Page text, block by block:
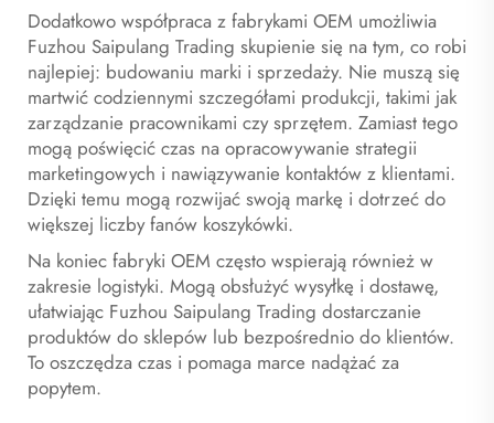
Dodatkowo współpraca z fabrykami OEM umożliwia
Fuzhou Saipulang Trading skupienie się na tym, co robi
najlepiej: budowaniu marki i sprzedaży. Nie muszą się
martwić codziennymi szczegółami produkcji, takimi jak
zarządzanie pracownikami czy sprzętem. Zamiast tego
mogą poświęcić czas na opracowywanie strategii
marketingowych i nawiązywanie kontaktów z klientami.
Dzięki temu mogą rozwijać swoją markę i dotrzeć do
większej liczby fanów koszykówki.
Na koniec fabryki OEM często wspierają również w
zakresie logistyki. Mogą obsłużyć wysyłkę i dostawę,
ułatwiając Fuzhou Saipulang Trading dostarczanie
produktów do sklepów lub bezpośrednio do klientów.
To oszczędza czas i pomaga marce nadążać za
popytem.